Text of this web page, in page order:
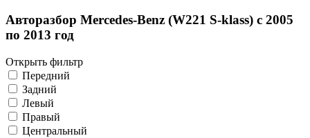
Авторазбор Mercedes-Benz (W221 S-klass) с 2005
по 2013 год
Открыть фильтр
Передний
Задний
Левый
Правый
Центральный